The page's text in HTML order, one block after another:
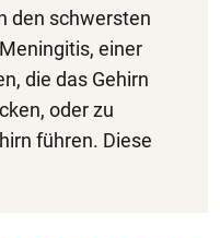
den schwersten
einer
die das Gehirn
oder zu
führen. Diese